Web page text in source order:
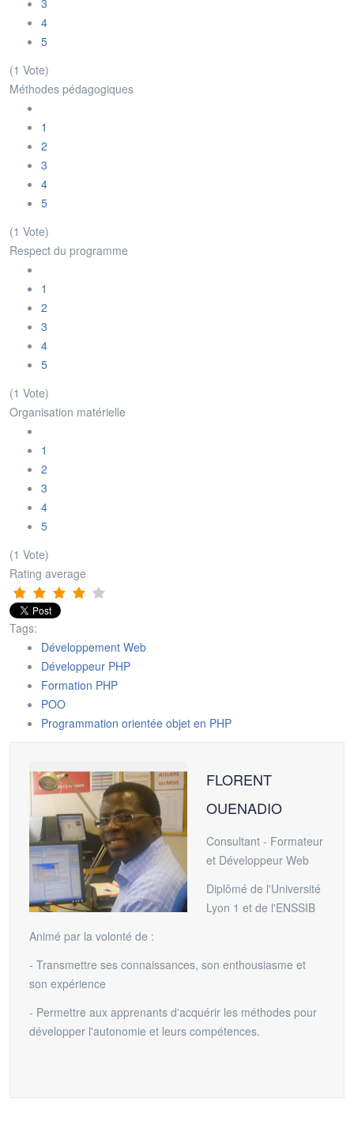
4
5
(1 Vote)
Méthodes pédagogiques
1
2
3
4
5
(1 Vote)
Respect du programme
1
2
3
4
5
(1 Vote)
Organisation matérielle
1
2
3
4
5
(1 Vote)
Rating average
Tags:
Développement Web
Développeur PHP
Formation PHP
POO
Programmation orientée objet en PHP
FLORENT
OUENADIO
Consultant - Formateur
et Développeur Web
Diplômé de l'Université
Lyon 1 et de l'ENSSIB
Animé par la volonté de :
- Transmettre ses connaissances, son enthousiasme et
son expérience
- Permettre aux apprenants d'acquérir les méthodes pour
développer l'autonomie et leurs compétences.